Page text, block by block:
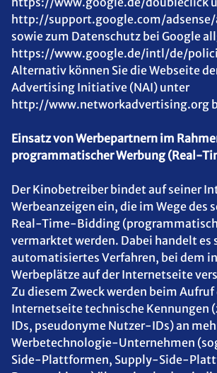
http://support.google.com/
sowie zum Datenschutz bei Google
https://www.google.de/intl/de/
Alternativ können Sie die Webseite
Advertising Initiative (NAI) unter
http://www.networkadvertising.org
Einsatz von Werbepartnern im
programmatischer Werbung (Real-
Der Kinobetreiber bindet auf seiner
Werbeanzeigen ein, die im Wege des
Real-Time-Bidding
vermarktet werden. Dabei handelt es
automatisiertes Verfahren, bei dem
Werbeplätze auf der Internetseite
Zu diesem Zweck werden beim Aufruf
Internetseite technische Kennungen
IDs, pseudonyme Nutzer-IDs) an
Werbetechnologie-Unternehmen
Side-Plattformen, Supply-Side-